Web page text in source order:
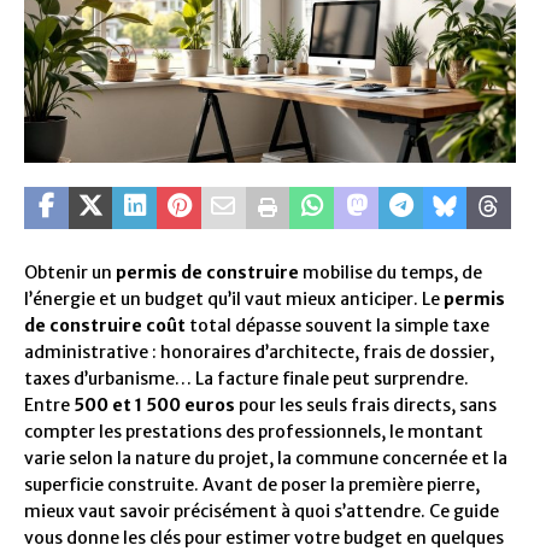
Obtenir un permis de construire mobilise du temps, de
l’énergie et un budget qu’il vaut mieux anticiper. Le permis
de construire coût total dépasse souvent la simple taxe
administrative : honoraires d’architecte, frais de dossier,
taxes d’urbanisme… La facture finale peut surprendre.
Entre 500 et 1 500 euros pour les seuls frais directs, sans
compter les prestations des professionnels, le montant
varie selon la nature du projet, la commune concernée et la
superficie construite. Avant de poser la première pierre,
mieux vaut savoir précisément à quoi s’attendre. Ce guide
vous donne les clés pour estimer votre budget en quelques